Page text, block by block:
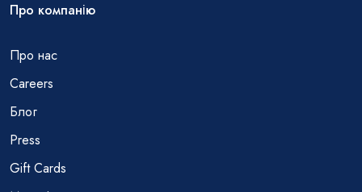
Про компанію
Про нас
Careers
Блог
Press
Gift Cards